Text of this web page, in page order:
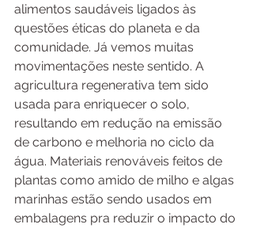
alimentos saudáveis ligados às
questões éticas do planeta e da
comunidade. Já vemos muitas
movimentações neste sentido. A
agricultura regenerativa tem sido
usada para enriquecer o solo,
resultando em redução na emissão
de carbono e melhoria no ciclo da
água. Materiais renováveis feitos de
plantas como amido de milho e algas
marinhas estão sendo usados em
embalagens pra reduzir o impacto do